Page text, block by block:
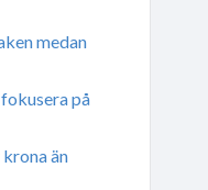
medan
på
än